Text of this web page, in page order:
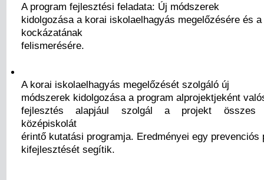
A program fejlesztési feladata: Új módszerek
kidolgozása a korai iskolaelhagyás megelőzésére és
kockázatának
felismerésére.
A korai iskolaelhagyás megelőzését szolgáló új
módszerek kidolgozása a program alprojektjeként
fejlesztés alapjául szolgál a projekt összes
középiskolát
érintő kutatási programja. Eredményei egy prevenciós
kifejlesztését segítik.